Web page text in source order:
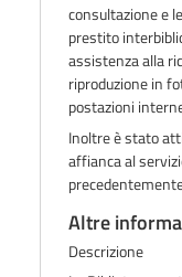
consultazione e
prestito
assistenza alla
riproduzione in
postazioni
Inoltre è stato
affianca al
Altre
Descrizione